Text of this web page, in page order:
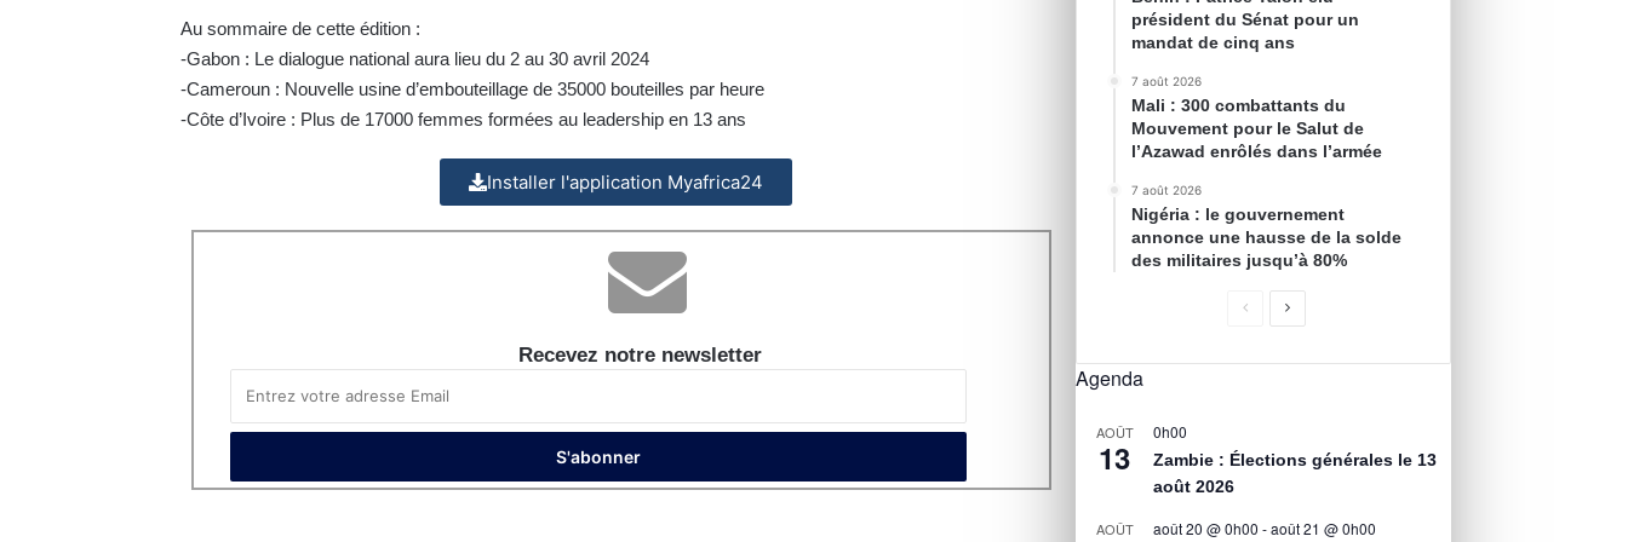
Au sommaire de cette édition :
-Gabon : Le dialogue national aura lieu du 2 au 30 avril 2024
-Cameroun : Nouvelle usine d’embouteillage de 35000 bouteilles par heure
-Côte d’Ivoire : Plus de 17000 femmes formées au leadership en 13 ans
Installer l'application Myafrica24
Recevez notre newsletter
président du Sénat pour un
mandat de cinq ans
7 août 2026
Mali : 300 combattants du
Mouvement pour le Salut de
l’Azawad enrôlés dans l’armée
7 août 2026
Nigéria : le gouvernement
annonce une hausse de la solde
des militaires jusqu’à 80%
Agenda
AOÛT
13
0h00
Zambie : Élections générales le 13
août 2026
AOÛT août 20 @ 0h00 -août 21 @ 0h00